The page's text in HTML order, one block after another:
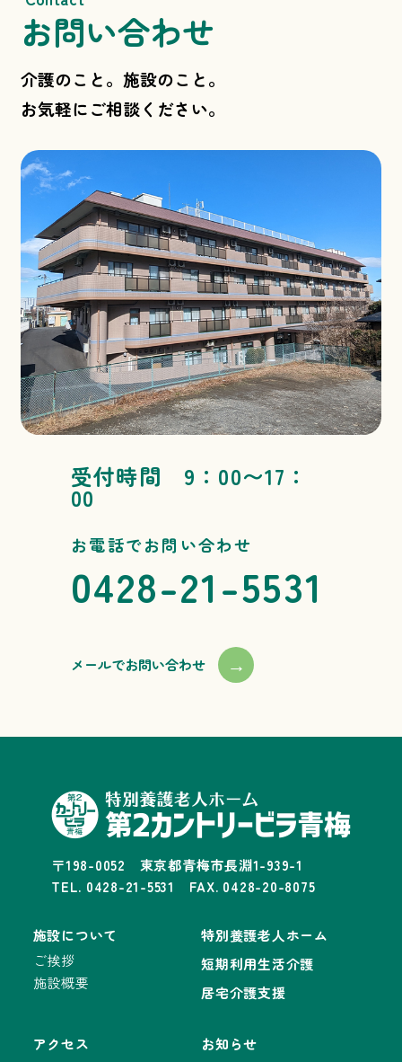
お問い合わせ
介護のこと。施設のこと。
お気軽にご相談ください。
受付時間 9：00〜17：
00
お電話でお問い合わせ
0428-21-5531
メールでお問い合わせ →
〒198-0052 東京都青梅市長淵1-939-1
TEL. 0428-21-5531 FAX. 0428-20-8075
施設について
ご挨拶
施設概要
特別養護老人ホーム
短期利用生活介護
居宅介護支援
アクセス お知らせ